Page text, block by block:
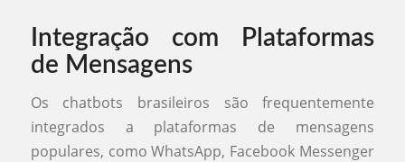
Integração com Plataformas
de Mensagens
Os chatbots brasileiros são frequentemente
integrados a plataformas de mensagens
populares, como WhatsApp, Facebook Messenger